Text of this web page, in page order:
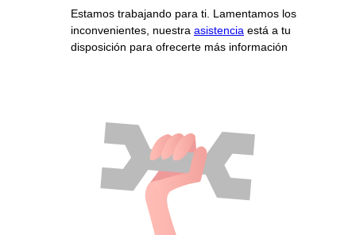
Estamos trabajando para ti. Lamentamos los
inconvenientes, nuestra asistencia está a tu
disposición para ofrecerte más información